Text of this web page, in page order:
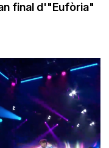
final d'"Eufòria"